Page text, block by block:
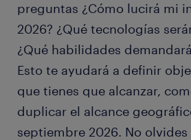
preguntas ¿Cómo lucirá mi
2026? ¿Qué tecnologías
¿Qué habilidades
Esto te ayudará a definir
que tienes que alcanzar,
duplicar el alcance
septiembre 2026. No